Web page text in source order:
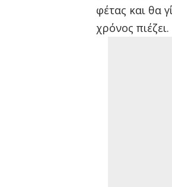
φέτας και θα
χρόνος πιέζει.